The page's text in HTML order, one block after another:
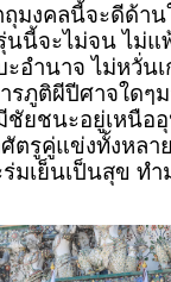
ถุมงคลนี้จะดีด้า
นนี้จะไม่จน ไม่แ
อำนาจ ไม่หวั่น
รภูติผีปีศาจใดๆ
ชัยชนะอยู่เหนือ
ตรูคู่แข่งทั้งหล
มเย็นเป็นสุข ทำ